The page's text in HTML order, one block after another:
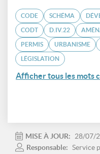
CODE SCHÉMA
CODT D.IV.22
PERMIS URBANISME
LÉGISLATION
Afficher tous les mots
MISE À JOUR:
28/07/
Responsable: Service